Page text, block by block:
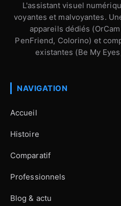
L'assistant visuel
voyantes et malvoyantes.
appareils dédiés
PenFriend, Colorino) et
existantes (Be My
NAVIGATION
Accueil
Histoire
Comparatif
Professionnels
Blog & actu